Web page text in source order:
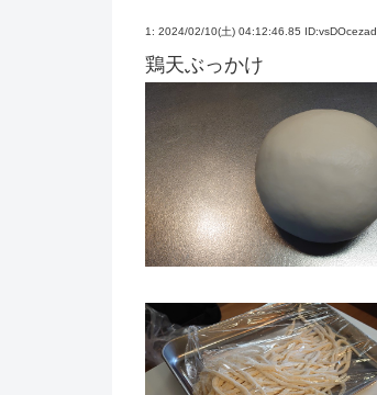
1: 2024/02/10(土) 04:12:46.85 ID:vsDOcezad
鶏天ぶっかけ